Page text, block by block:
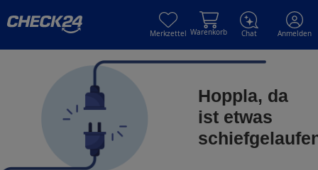
Merkzettel Warenkorb Chat Anmelden
Hoppla, da
ist etwas